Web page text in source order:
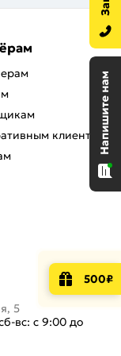
клиентам
5
вс: с 9:00 до
500₽